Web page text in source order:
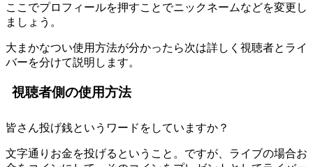
ここでプロフィールを押すことでニックネームなどを変更し
ましょう。
大まかなつい使用方法が分かったら次は詳しく視聴者とライ
バーを分けて説明します。
視聴者側の使用方法
皆さん投げ銭というワードをしていますか？
文字通りお金を投げるということ。ですが、ライブの場合お